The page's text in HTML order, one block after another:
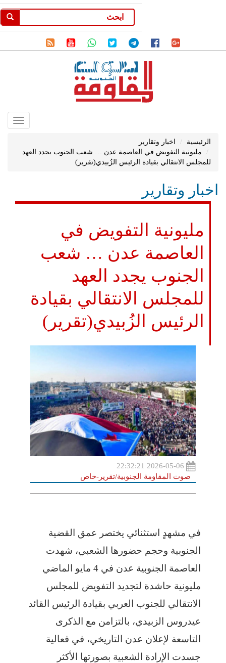
الرئيسية
اخبار وتقارير
مليونية التفويض في العاصمة عدن … شعب الجنوب يجدد العهد
للمجلس الانتقالي بقيادة الرئيس الزُبيدي(تقرير)
اخبار وتقارير
مليونية التفويض في
العاصمة عدن … شعب
الجنوب يجدد العهد
للمجلس الانتقالي بقيادة
الرئيس الزُبيدي(تقرير)
صوت المقاومة الجنوبية/تقرير-خاص
في مشهدٍ استثنائي يختصر عمق القضية
الجنوبية وحجم حضورها الشعبي، شهدت
العاصمة الجنوبية عدن في 4 مايو الماضي
مليونية حاشدة لتجديد التفويض للمجلس
الانتقالي للجنوب العربي بقيادة الرئيس القائد
عيدروس الزبيدي، بالتزامن مع الذكرى
التاسعة لإعلان عدن التاريخي، في فعالية
جسدت الإرادة الشعبية بصورتها الأكثر